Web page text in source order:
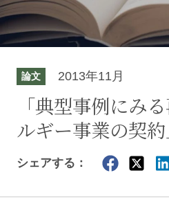
論文 2013年11月
「典型事例にみ
ルギー事業の契約
シェアする：